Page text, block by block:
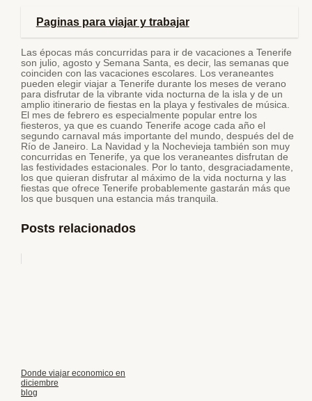
Paginas para viajar y trabajar
Las épocas más concurridas para ir de vacaciones a Tenerife
son julio, agosto y Semana Santa, es decir, las semanas que
coinciden con las vacaciones escolares. Los veraneantes
pueden elegir viajar a Tenerife durante los meses de verano
para disfrutar de la vibrante vida nocturna de la isla y de un
amplio itinerario de fiestas en la playa y festivales de música.
El mes de febrero es especialmente popular entre los
fiesteros, ya que es cuando Tenerife acoge cada año el
segundo carnaval más importante del mundo, después del de
Río de Janeiro. La Navidad y la Nochevieja también son muy
concurridas en Tenerife, ya que los veraneantes disfrutan de
las festividades estacionales. Por lo tanto, desgraciadamente,
los que quieran disfrutar al máximo de la vida nocturna y las
fiestas que ofrece Tenerife probablemente gastarán más que
los que busquen una estancia más tranquila.
Posts relacionados
Donde viajar economico en
diciembre
blog